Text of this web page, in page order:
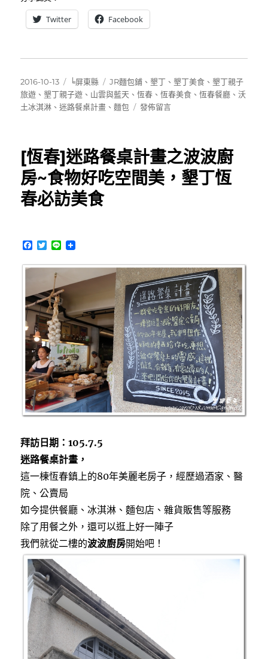
Twitter Facebook
發
佈
日
2016-10-13
分
類
╘屏東縣
標
籤
JR麵包鋪 、 墾丁 、 墾丁美食 、 墾丁親子
旅遊 、 墾丁親子遊 、 山雲與藍天 、恆春 、恆春美食 、恆春餐廳 、沃
土冰淇淋 、迷路餐桌計畫 、麵包
在
路
餐
桌
包
鋪、
沃
土
Terreno
冰
淇
淋〉
發佈留言
[恆春]迷路餐桌計畫之波波廚
房~食物好吃空間美，墾丁恆
春必訪美食
F
c
o
o
k
T
i
e
r
L
n
拜訪日期：105.7.5
迷路餐桌計畫，
這一棟恆春鎮上的80年美麗老房子，經歷過酒家、醫
院、公賣局
如今提供餐廳、冰淇淋、麵包店、雜貨販售等服務
除了用餐之外，還可以逛上好一陣子
我們就從二樓的波波廚房開始吧！